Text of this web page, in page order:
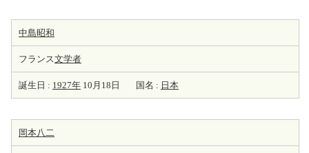
中島昭和
フランス文学者
誕生日 : 1927年 10月18日 国名 : 日本
岡本八二